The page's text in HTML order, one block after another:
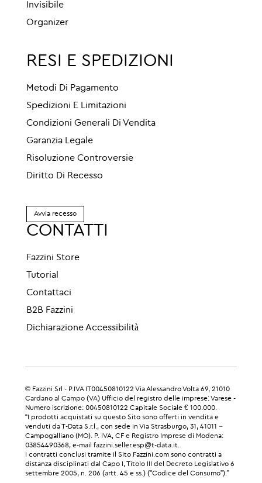
Invisibile
Organizer
RESI E SPEDIZIONI
Metodi Di Pagamento
Spedizioni E Limitazioni
Condizioni Generali Di Vendita
Garanzia Legale
Risoluzione Controversie
Diritto Di Recesso
Avvia recesso
CONTATTI
Fazzini Store
Tutorial
Contattaci
B2B Fazzini
Dichiarazione Accessibilità
© Fazzini Srl - P.IVA IT00450810122 Via Alessandro Volta 69, 21010
Cardano al Campo (VA) Ufficio del registro delle imprese: Varese -
Numero iscrizione: 00450810122 Capitale Sociale € 100.000.
“I prodotti acquistati su questo Sito sono offerti in vendita e
venduti da T-Data S.r.l., con sede in Via Strasburgo, 31, 41011 –
Campogalliano (MO). P. IVA, CF e Registro Imprese di Modena:
03854490368, e-mail fazzini.seller.esp@t-data.it.
I contratti conclusi tramite il Sito Fazzini.com sono contratti a
distanza disciplinati dal Capo I, Titolo III del Decreto Legislativo 6
settembre 2005, n. 206 (artt. 45 e ss.) ("Codice del Consumo”).”